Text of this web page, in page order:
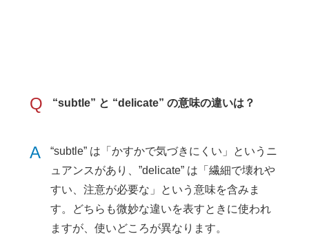
Q “subtle” と “delicate” の意味の違いは？
A
“subtle” は「かすかで気づきにくい」というニ
ュアンスがあり、”delicate” は「繊細で壊れや
すい、注意が必要な」という意味を含みま
す。どちらも微妙な違いを表すときに使われ
ますが、使いどころが異なります。